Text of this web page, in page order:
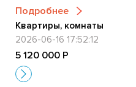
Подробнее
Квартиры, комнаты
2026-06-16 17:52:12
5 120 000 Р